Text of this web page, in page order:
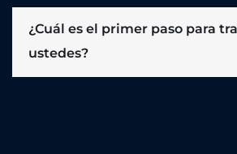
¿Cuál es el primer paso para
ustedes?